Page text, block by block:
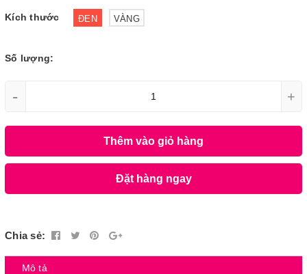
Kích thước ĐEN VÀNG
Số lượng:
- +
Thêm vào giỏ hàng
Đặt hàng ngay
Chia sẻ:
Mô tả